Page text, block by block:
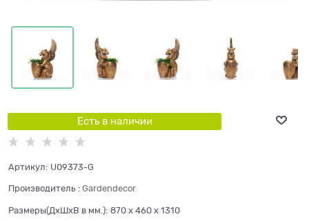
Есть в наличии
Артикул: U09373-G
Производитель : Gardendecor
Размеры(ДхШхВ в мм.): 870 x 460 x 1310